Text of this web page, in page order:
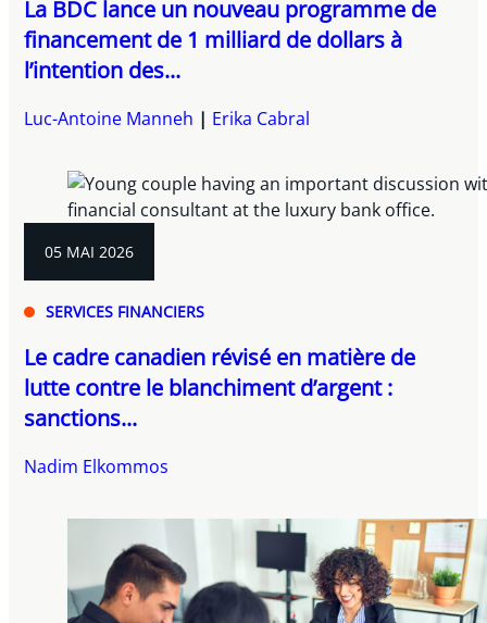
La BDC lance un nouveau programme de
financement de 1 milliard de dollars à
l’intention des...
Luc-Antoine Manneh Erika Cabral
05 MAI 2026
SERVICES FINANCIERS
Le cadre canadien révisé en matière de
lutte contre le blanchiment d’argent :
sanctions...
Nadim Elkommos